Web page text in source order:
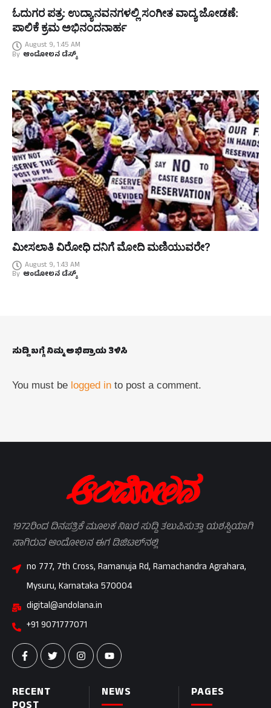
ಓದುಗರ ಪತ್ರ: ಉದ್ಯಾನವನಗಳಲ್ಲಿ ಸಂಗೀತ ವಾದ್ಯ ಜೋಡಣೆ:
ಪಾಲಿಕೆ ಕ್ರಮ ಅಭಿನಂದನಾರ್ಹ
August 9, 1:45 AM
By ಆಂದೋಲನ ಡೆಸ್ಕ್
ಮೀಸಲಾತಿ ವಿರೋಧಿ ದನಿಗೆ ಮೋದಿ ಮಣಿಯುವರೇ?
August 9, 1:43 AM
By ಆಂದೋಲನ ಡೆಸ್ಕ್
ಸುದ್ದಿ ಬಗ್ಗೆ ನಿಮ್ಮ ಅಭಿಪ್ರಾಯ ತಿಳಿಸಿ
You must be logged in to post a comment.
PAGES
NEWS
RECENT
1972ರಿಂದ ದಿನಪತ್ರಿಕೆ ಮೂಲಕ ನಿಖರ ಸುದ್ದಿ ತಲುಪಿಸುತ್ತಾ ಯಶಸ್ವಿಯಾಗಿ
ಸಾಗಿರುವ ಆಂದೋಲನ ಈಗ ಡಿಜಿಟಲ್‌ನಲ್ಲಿ
no 777, 7th Cross, Ramanuja Rd, Ramachandra Agrahara,
Mysuru, Karnataka 570004
digital@andolana.in
+91 9071777071